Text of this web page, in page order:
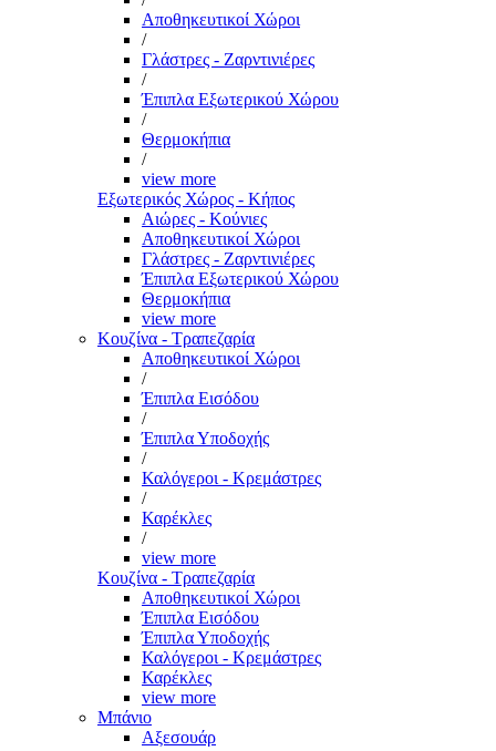
Αποθηκευτικοί Χώροι
/
Γλάστρες - Ζαρντινιέρες
/
Έπιπλα Εξωτερικού Χώρου
/
Θερμοκήπια
/
view more
Εξωτερικός Χώρος - Κήπος
Αιώρες - Κούνιες
Αποθηκευτικοί Χώροι
Γλάστρες - Ζαρντινιέρες
Έπιπλα Εξωτερικού Χώρου
Θερμοκήπια
view more
Κουζίνα - Τραπεζαρία
Αποθηκευτικοί Χώροι
/
Έπιπλα Εισόδου
/
Έπιπλα Υποδοχής
/
Καλόγεροι - Κρεμάστρες
/
Καρέκλες
/
view more
Κουζίνα - Τραπεζαρία
Αποθηκευτικοί Χώροι
Έπιπλα Εισόδου
Έπιπλα Υποδοχής
Καλόγεροι - Κρεμάστρες
Καρέκλες
view more
Μπάνιο
Αξεσουάρ